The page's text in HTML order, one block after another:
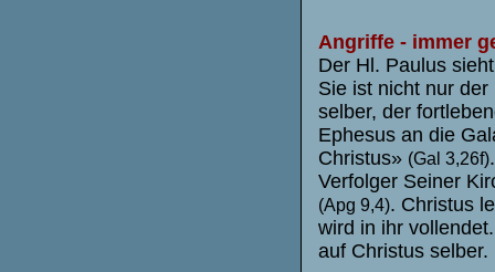
Angriffe - immer
Der Hl. Paulus
Sie ist nicht nur
selber, der
Ephesus an die
Christus» (Gal 3,26f)
Verfolger Seiner
(Apg 9,4). Christus
wird in ihr
auf Christus selber.